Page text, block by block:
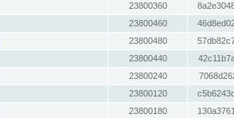
23800360
23800460
23800480
23800440
23800240
23800120
23800180